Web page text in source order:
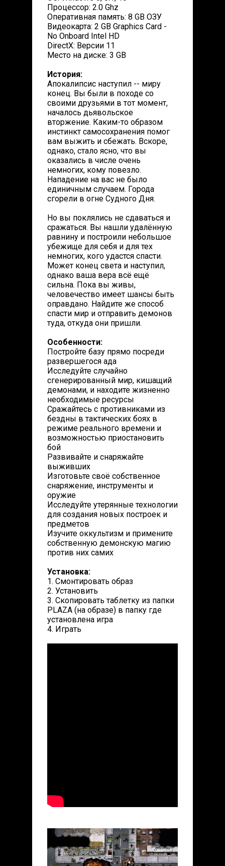
Процессор: 2.0 Ghz
Оперативная память: 8 GB ОЗУ
Видеокарта: 2 GB Graphics Card -
No Onboard Intel HD
DirectX: Версии 11
Место на диске: 3 GB
История:
Апокалипсис наступил -- миру
конец. Вы были в походе со
своими друзьями в тот момент,
началось дьявольское
вторжение. Каким-то образом
инстинкт самосохранения помог
вам выжить и сбежать. Вскоре,
однако, стало ясно, что вы
оказались в числе очень
немногих, кому повезло.
Нападение на вас не было
единичным случаем. Города
сгорели в огне Судного Дня.
Но вы поклялись не сдаваться и
сражаться. Вы нашли удалённую
равнину и построили небольшое
убежище для себя и для тех
немногих, кого удастся спасти.
Может конец света и наступил,
однако ваша вера всё ещё
сильна. Пока вы живы,
человечество имеет шансы быть
оправдано. Найдите же способ
спасти мир и отправить демонов
туда, откуда они пришли.
Особенности:
Постройте базу прямо посреди
развершегося ада
Исследуйте случайно
сгенерированный мир, кишащий
демонами, и находите жизненно
необходимые ресурсы
Сражайтесь с противниками из
бездны в тактических боях в
режиме реального времени и
возможностью приостановить
бой
Развивайте и снаряжайте
выживших
Изготовьте своё собственное
снаряжение, инструменты и
оружие
Исследуйте утерянные технологии
для создания новых построек и
предметов
Изучите оккультизм и примените
собственную демонскую магию
против них самих
Установка:
1. Смонтировать образ
2. Установить
3. Скопировать таблетку из папки
PLAZA (на образе) в папку где
установлена игра
4. Играть